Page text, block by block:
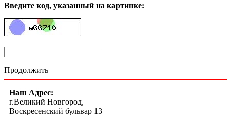
Введите код, указанный на картинке:
Продолжить
Наш Адрес:
г.Великий Новгород,
Воскресенский бульвар 13